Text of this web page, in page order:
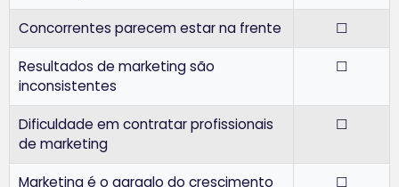
Concorrentes parecem estar na frente ☐
Resultados de marketing são
inconsistentes
☐
Dificuldade em contratar profissionais
de marketing
☐
Marketing é o gargalo do crescimento ☐